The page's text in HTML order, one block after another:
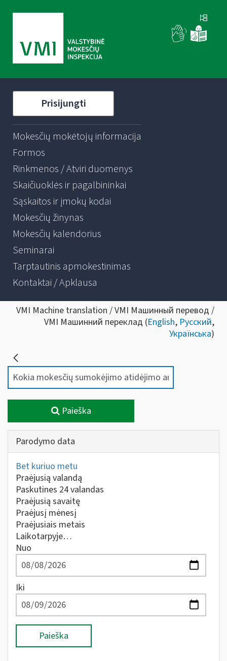
Prisijungti
Mokesčių mokėtojų informacija
Formos
Rinkmenos / Atviri duomenys
Skaičiuoklės ir pagalbininkai
Sąskaitos ir įmokų kodai
Mokesčių žinynas
Mokesčių kalendorius
Seminarai
Tarptautinis apmokestinimas
Kontaktai / Apklausa
VMI Machine translation / VMI Машинный перевод /
VMI Машинний переклад (English, Русский,
Українська)
Paieška
Parodymo data
Bet kuriuo metu
Praėjusią valandą
Paskutines 24 valandas
Praėjusią savaitę
Praėjusį mėnesį
Praėjusiais metais
Laikotarpyje…
Nuo
Iki
Paieška